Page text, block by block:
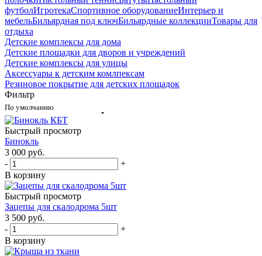
футболИгротекаСпортивное оборудованиеИнтерьер и
мебельБильярдная под ключБильярдные коллекцииТовары для
отдыха
Детские комплексы для дома
Детские площадки для дворов и учреждений
Детские комплексы для улицы
Аксессуары к детским комлпексам
Резиновое покрытие для детских площадок
Фильтр
По умолчанию
Быстрый просмотр
Бинокль
3 000 руб.
-
+
В корзину
Быстрый просмотр
Зацепы для скалодрома 5шт
3 500 руб.
-
+
В корзину